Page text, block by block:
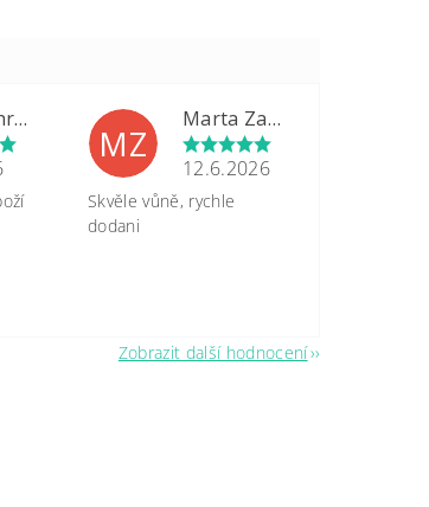
Hana Chrastinová
MZ
Marta Zapletalová
12.6.2026
Skvěle vůně, rychle
dodani
Zobrazit další hodnocení